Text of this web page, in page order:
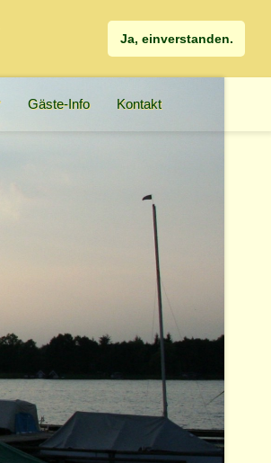
Ja, einverstanden.
Gäste-Info Kontakt